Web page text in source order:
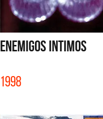
ENEMIGOS INTIMOS
1998